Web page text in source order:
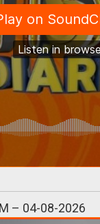
– 04-08-2026